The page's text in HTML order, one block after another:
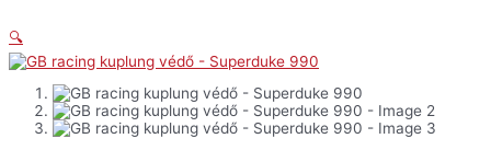
🔍